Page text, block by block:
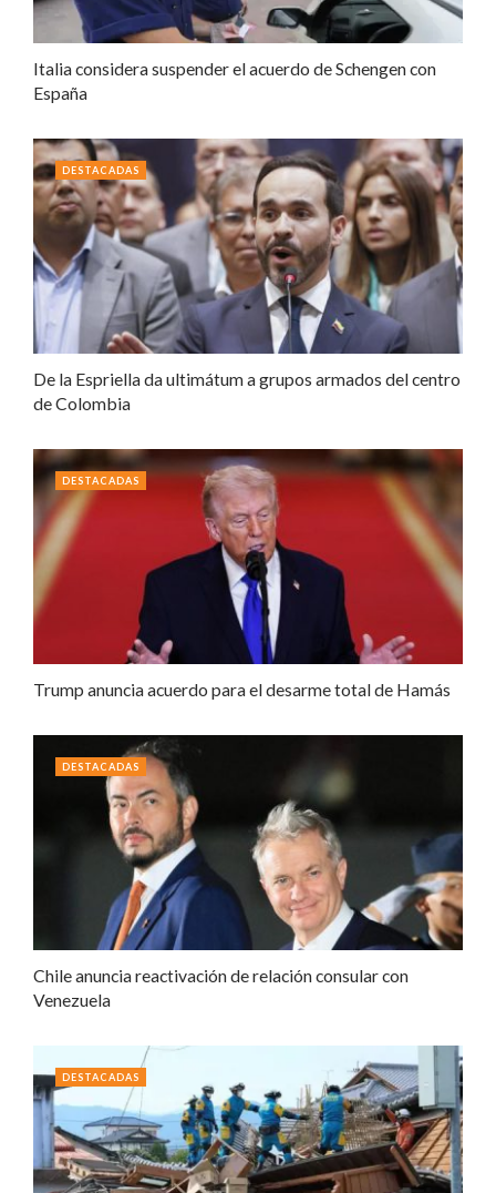
Italia considera suspender el acuerdo de Schengen con
España
De la Espriella da ultimátum a grupos armados del centro
de Colombia
DESTACADAS
Trump anuncia acuerdo para el desarme total de Hamás
DESTACADAS
Chile anuncia reactivación de relación consular con
Venezuela
DESTACADAS
DESTACADAS